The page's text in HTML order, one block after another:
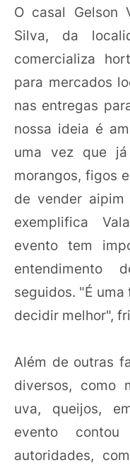
O casal Gelson
Silva, da
comercializa
para mercados
nas entregas
nossa ideia é
uma vez que já
morangos, figos
de vender aipim
exemplifica
evento tem
entendimento
seguidos. "É
decidir melhor",
Além de outras
diversos, como
uva, queijos,
evento
autoridades,